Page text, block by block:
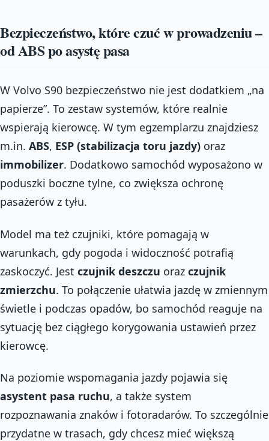
Bezpieczeństwo, które czuć w prowadzeniu –
od ABS po asystę pasa
W Volvo S90 bezpieczeństwo nie jest dodatkiem „na
papierze”. To zestaw systemów, które realnie
wspierają kierowcę. W tym egzemplarzu znajdziesz
m.in. ABS, ESP (stabilizacja toru jazdy) oraz
immobilizer. Dodatkowo samochód wyposażono w
poduszki boczne tylne, co zwiększa ochronę
pasażerów z tyłu.
Model ma też czujniki, które pomagają w
warunkach, gdy pogoda i widoczność potrafią
zaskoczyć. Jest czujnik deszczu oraz czujnik
zmierzchu. To połączenie ułatwia jazdę w zmiennym
świetle i podczas opadów, bo samochód reaguje na
sytuację bez ciągłego korygowania ustawień przez
kierowcę.
Na poziomie wspomagania jazdy pojawia się
asystent pasa ruchu, a także system
rozpoznawania znaków i fotoradarów. To szczególnie
przydatne w trasach, gdy chcesz mieć większą